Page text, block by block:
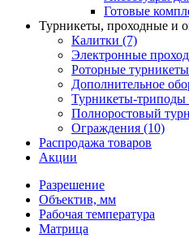
Готовые
Турникеты, проходные и
Калитки (7)
Электронные
Роторные турникеты
Дополнительное
Турникеты-триподы
Полноростовый
Ограждения (10)
Распродажа товаров
Акции
Разрешение
Объектив, мм
Рабочая температура
Матрица